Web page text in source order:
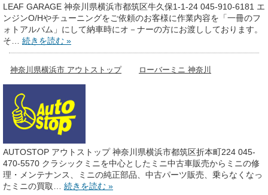
LEAF GARAGE 神奈川県横浜市都筑区牛久保1-1-24 045-910-6181 エ
ンジンO/Hやチューニングをご依頼のお客様に作業内容を「一冊のフ
ォトアルバム」にして納車時にオ－ナーの方にお渡ししております。
そ… 続きを読む »
神奈川県横浜市 アウトストップ ローバーミニ 神奈川
AUTOSTOP アウトストップ 神奈川県横浜市都筑区折本町224 045-
470-5570 クラシックミニを中心としたミニ中古車販売からミニの修
理・メンテナンス、ミニの純正部品、中古パーツ販売、乗らなくなっ
たミニの買取… 続きを読む »